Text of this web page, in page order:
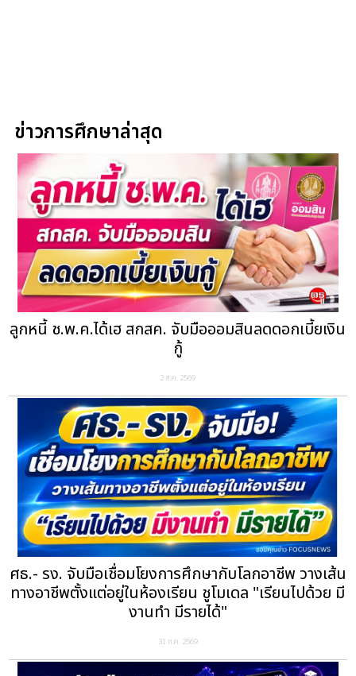
ข่าวการศึกษาล่าสุด
ลูกหนี้ ช.พ.ค.ได้เฮ สกสค. จับมือออมสินลดดอกเบี้ยเงิน
กู้
2 ส.ค. 2569
ศธ.- รง. จับมือเชื่อมโยงการศึกษากับโลกอาชีพ วางเส้น
ทางอาชีพตั้งแต่อยู่ในห้องเรียน ชูโมเดล "เรียนไปด้วย มี
งานทำ มีรายได้"
31 ก.ค. 2569